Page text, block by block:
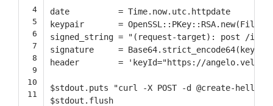
4
5
6
7
8
9
10
11
date = Time. now. utc. httpdate
keypair
= OpenSSL :: PKey:: RSA. new(File
signed_string =
"(request-target): post /
signature
= Base64. strict_encode64(
header
= 'keyId="https://
$stdout . puts
"curl -X POST -d @create-
$stdout . flush